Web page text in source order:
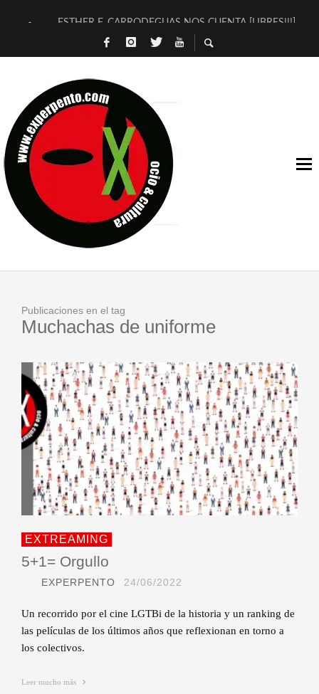
ESTHER F. CARRODEGUAS NOS CUENTA [LIBRES!!!]
[TERRA DE GUAPES] DE SANDRA MONFORT
TIMBRE 4, LA ESCUELA DEL DIRECTOR TEATRAL CLAUDIO
30 AÑOS (NO ES NADA) DE LA KATARSIS DEL TOMATAZO
MILITARES JUDÍAS EN #EXVITA
D’BALDOMEROS REINVENTAN [BITÁCORA 3.0] EN EXVITA
MARSHALL FLASH PRESENTA EN EXVITA [RELATIVA
JOFRE BARDAGÍ EN EXVITA INTERPRETANDO A SERRAT
Publicaciones en el tag
Muchachas de uniforme
EXTREAMING
5+1= Orgullo
EXPERPENTO 24/06/2022
Un recorrido por el cine LGTBi de la historia y un ranking de
las películas de los últimos años que reflexionan en torno a
los colectivos.
Leer mucho más